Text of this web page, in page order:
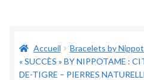
PanierAccueil Bracelets by
« SUCCÈS » BY NIPPOTAME :
DE-TIGRE – PIERRES